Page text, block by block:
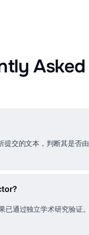
交的文本，判断其是否
已通过独立学术研究验证